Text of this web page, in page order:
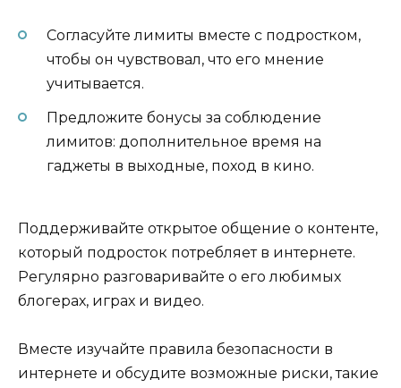
Согласуйте лимиты вместе с подростком,
чтобы он чувствовал, что его мнение
учитывается.
Предложите бонусы за соблюдение
лимитов: дополнительное время на
гаджеты в выходные, поход в кино.
Поддерживайте открытое общение о контенте,
который подросток потребляет в интернете.
Регулярно разговаривайте о его любимых
блогерах, играх и видео.
Вместе изучайте правила безопасности в
интернете и обсудите возможные риски, такие